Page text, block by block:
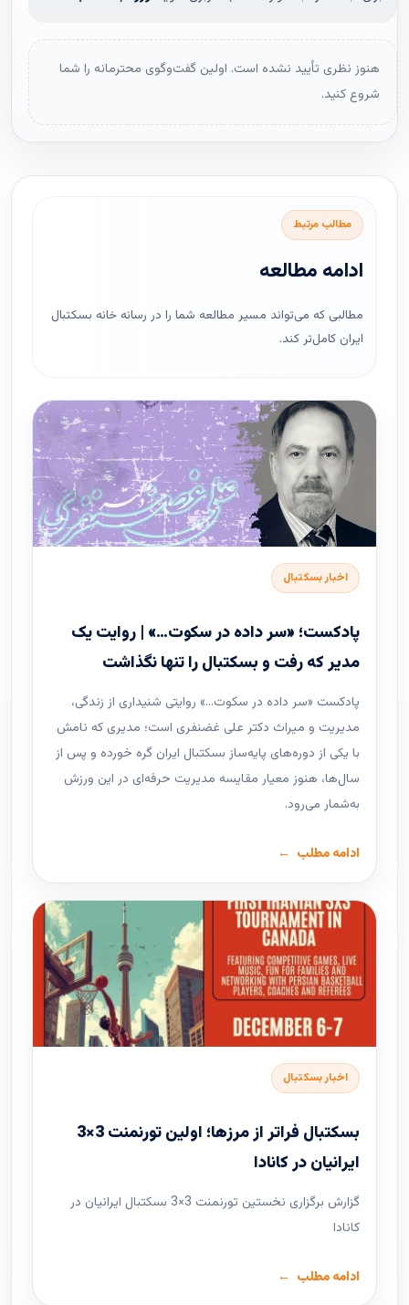
هنوز نظری تأیید نشده است. اولین گفت‌وگوی محترمانه را شما
شروع کنید.
مطالب مرتبط
ادامه مطالعه
مطالبی که می‌تواند مسیر مطالعه شما را در رسانه خانه بسکتبال
ایران کامل‌تر کند.
اخبار بسکتبال
پادکست؛ «سر داده در سکوت…» | روایت یک
مدیر که رفت و بسکتبال را تنها نگذاشت
پادکست «سر داده در سکوت…» روایتی شنیداری از زندگی،
مدیریت و میراث دکتر علی غضنفری است؛ مدیری که نامش
با یکی از دوره‌های پایه‌ساز بسکتبال ایران گره خورده و پس از
سال‌ها، هنوز معیار مقایسه مدیریت حرفه‌ای در این ورزش
به‌شمار می‌رود.
ادامه مطلب
اخبار بسکتبال
بسکتبال فراتر از مرزها؛ اولین تورنمنت 3×3
ایرانیان در کانادا
گزارش برگزاری نخستین تورنمنت 3×3 بسکتبال ایرانیان در
کانادا
ادامه مطلب